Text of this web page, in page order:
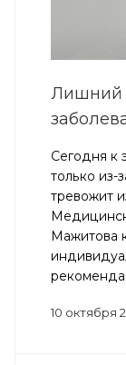
Лишний
Сегодня к
только из-
тревожит
Мажитова
10 октября